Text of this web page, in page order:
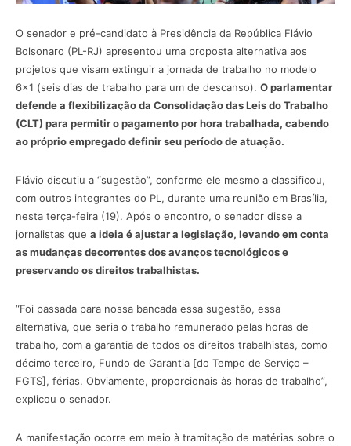
O senador e pré-candidato à Presidência da República Flávio
Bolsonaro (PL-RJ) apresentou uma proposta alternativa aos
projetos que visam extinguir a jornada de trabalho no modelo
6×1 (seis dias de trabalho para um de descanso). O parlamentar
defende a flexibilização da Consolidação das Leis do Trabalho
(CLT) para permitir o pagamento por hora trabalhada, cabendo
ao próprio empregado definir seu período de atuação.
Flávio discutiu a “sugestão”, conforme ele mesmo a classificou,
com outros integrantes do PL, durante uma reunião em Brasília,
nesta terça-feira (19). Após o encontro, o senador disse a
jornalistas que a ideia é ajustar a legislação, levando em conta
as mudanças decorrentes dos avanços tecnológicos e
preservando os direitos trabalhistas.
“Foi passada para nossa bancada essa sugestão, essa
alternativa, que seria o trabalho remunerado pelas horas de
trabalho, com a garantia de todos os direitos trabalhistas, como
décimo terceiro, Fundo de Garantia [do Tempo de Serviço –
FGTS], férias. Obviamente, proporcionais às horas de trabalho”,
explicou o senador.
A manifestação ocorre em meio à tramitação de matérias sobre o